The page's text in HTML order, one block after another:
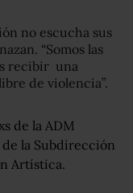
no escucha sus
“Somos las
recibir una
de violencia”.
de la ADM
la Subdirección
Artística.